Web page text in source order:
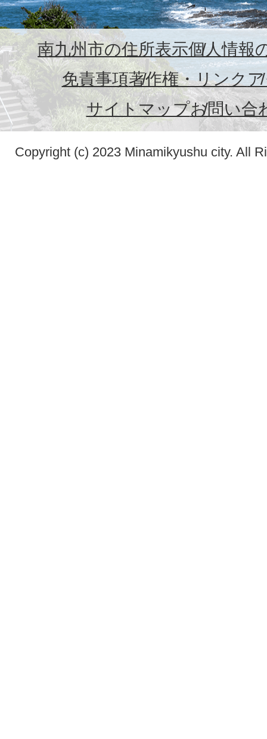
南九州市の住所表示個人情報
免責事項著作権・リンク
サイトマップお問い合
Copyright (c) 2023 Minamikyushu city. All